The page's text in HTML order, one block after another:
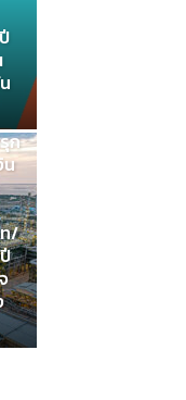
ก
น
/